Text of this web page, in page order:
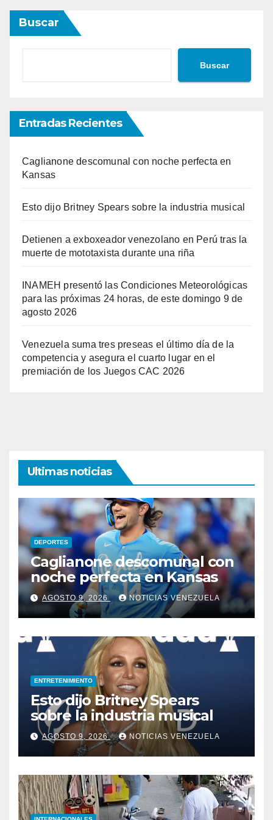
Buscar
Buscar
Entradas Recientes
Caglianone descomunal con noche perfecta en
Kansas
Esto dijo Britney Spears sobre la industria musical
Detienen a exboxeador venezolano en Perú tras la
muerte de mototaxista durante una riña
INAMEH presentó las Condiciones Meteorológicas
para las próximas 24 horas, de este domingo 9 de
agosto 2026
Venezuela suma tres preseas el último día de la
competencia y asegura el cuarto lugar en el
premiación de los Juegos CAC 2026
Ultimas noticias
DEPORTES
Caglianone descomunal con
noche perfecta en Kansas
AGOSTO 9, 2026 NOTICIAS VENEZUELA
ENTRETENIMIENTO
Esto dijo Britney Spears
sobre la industria musical
AGOSTO 9, 2026 NOTICIAS VENEZUELA